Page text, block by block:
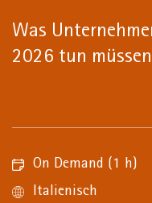
Was
2026 tun müssen
On Demand (1 h)
Italienisch